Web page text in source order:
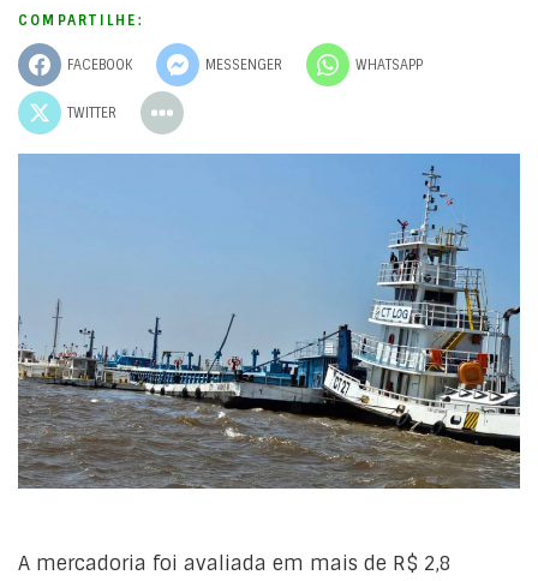
COMPARTILHE:
FACEBOOK MESSENGER WHATSAPP
TWITTER
A mercadoria foi avaliada em mais de R$ 2,8